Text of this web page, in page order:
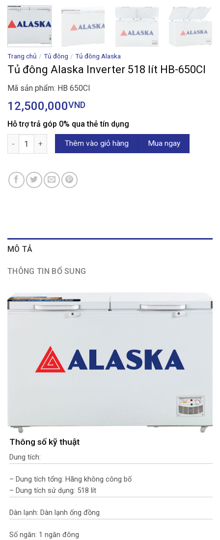
Trang chủ / Tủ đông / Tủ đông Alaska
Tủ đông Alaska Inverter 518 lít HB-650CI
Mã sản phẩm: HB 650CI
12,500,000VND
Hỗ trợ trả góp 0% qua thẻ tín dụng
Tủ đông Alaska Inverter 518 lít HB-650CI số lượng
Thêm vào giỏ hàng Mua ngay
MÔ TẢ
THÔNG TIN BỔ SUNG
Thông số kỹ thuật
Dung tích:
– Dung tích tổng: Hãng không công bố
– Dung tích sử dụng: 518 lít
Dàn lạnh: Dàn lạnh ống đồng
Số ngăn: 1 ngăn đông